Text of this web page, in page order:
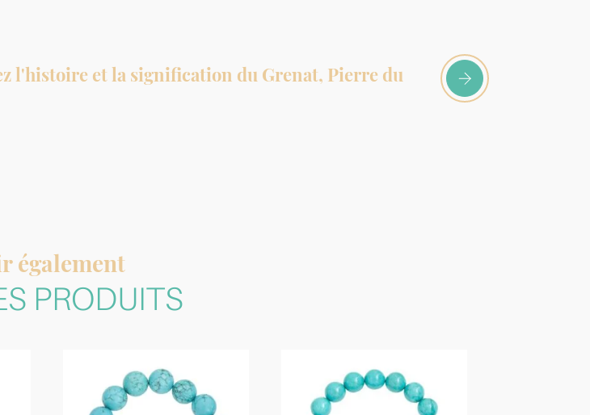
l'histoire et la signification du Grenat, Pierre du
également
PRODUITS